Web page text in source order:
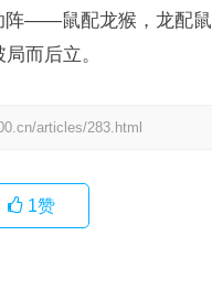
阵——鼠配龙猴，龙配
而后立。
articles/283.html
1赞